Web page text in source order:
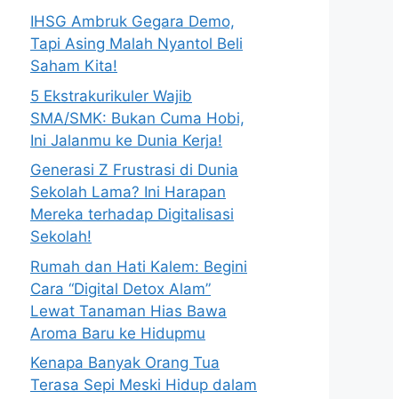
IHSG Ambruk Gegara Demo,
Tapi Asing Malah Nyantol Beli
Saham Kita!
5 Ekstrakurikuler Wajib
SMA/SMK: Bukan Cuma Hobi,
Ini Jalanmu ke Dunia Kerja!
Generasi Z Frustrasi di Dunia
Sekolah Lama? Ini Harapan
Mereka terhadap Digitalisasi
Sekolah!
Rumah dan Hati Kalem: Begini
Cara “Digital Detox Alam”
Lewat Tanaman Hias Bawa
Aroma Baru ke Hidupmu
Kenapa Banyak Orang Tua
Terasa Sepi Meski Hidup dalam